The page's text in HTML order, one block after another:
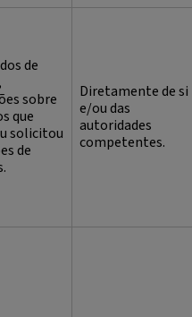
de
sobre
que
solicitou
de
Diretamente de si
e/ou das
autoridades
competentes.